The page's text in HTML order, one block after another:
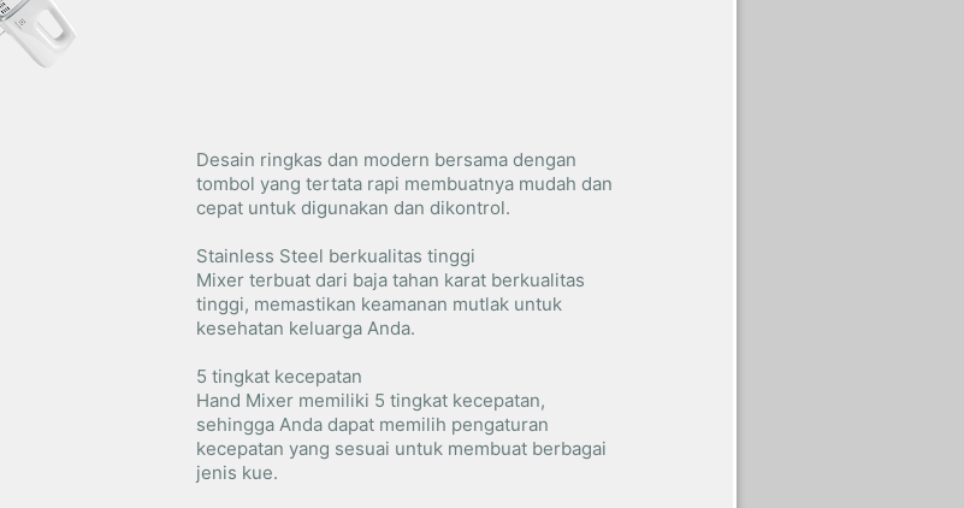
Desain ringkas dan modern bersama dengan
tombol yang tertata rapi membuatnya mudah dan
cepat untuk digunakan dan dikontrol.
Stainless Steel berkualitas tinggi
Mixer terbuat dari baja tahan karat berkualitas
tinggi, memastikan keamanan mutlak untuk
kesehatan keluarga Anda.
5 tingkat kecepatan
Hand Mixer memiliki 5 tingkat kecepatan,
sehingga Anda dapat memilih pengaturan
kecepatan yang sesuai untuk membuat berbagai
jenis kue.